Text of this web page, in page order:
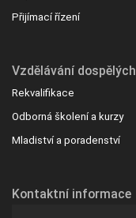
Přijímací řízení
Vzdělávání dospělých
Rekvalifikace
Odborná školení a kurzy
Mladiství a poradenství
Kontaktní informace